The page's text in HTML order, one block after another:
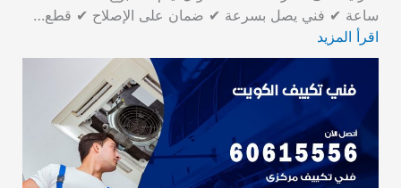
ساعة ✔ فني يصل بسرعة ✔ ضمان على الإصلاح ✔ قطع…
اقرأ المزيد